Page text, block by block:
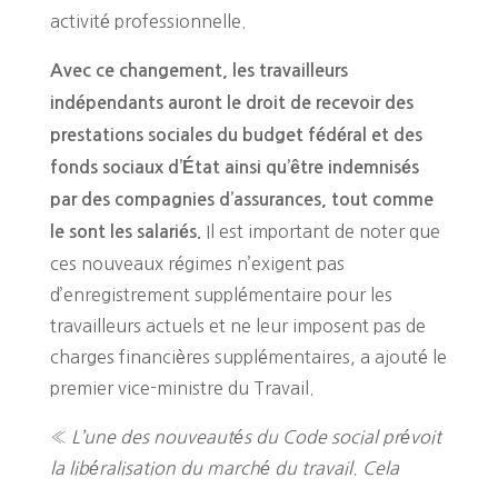
activité professionnelle.
Avec ce changement, les travailleurs
indépendants auront le droit de recevoir des
prestations sociales du budget fédéral et des
fonds sociaux d’État ainsi qu’être indemnisés
par des compagnies d’assurances, tout comme
le sont les salariés. Il est important de noter que
ces nouveaux régimes n’exigent pas
d’enregistrement supplémentaire pour les
travailleurs actuels et ne leur imposent pas de
charges financières supplémentaires, a ajouté le
premier vice-ministre du Travail.
« L’une des nouveautés du Code social prévoit
la libéralisation du marché du travail. Cela